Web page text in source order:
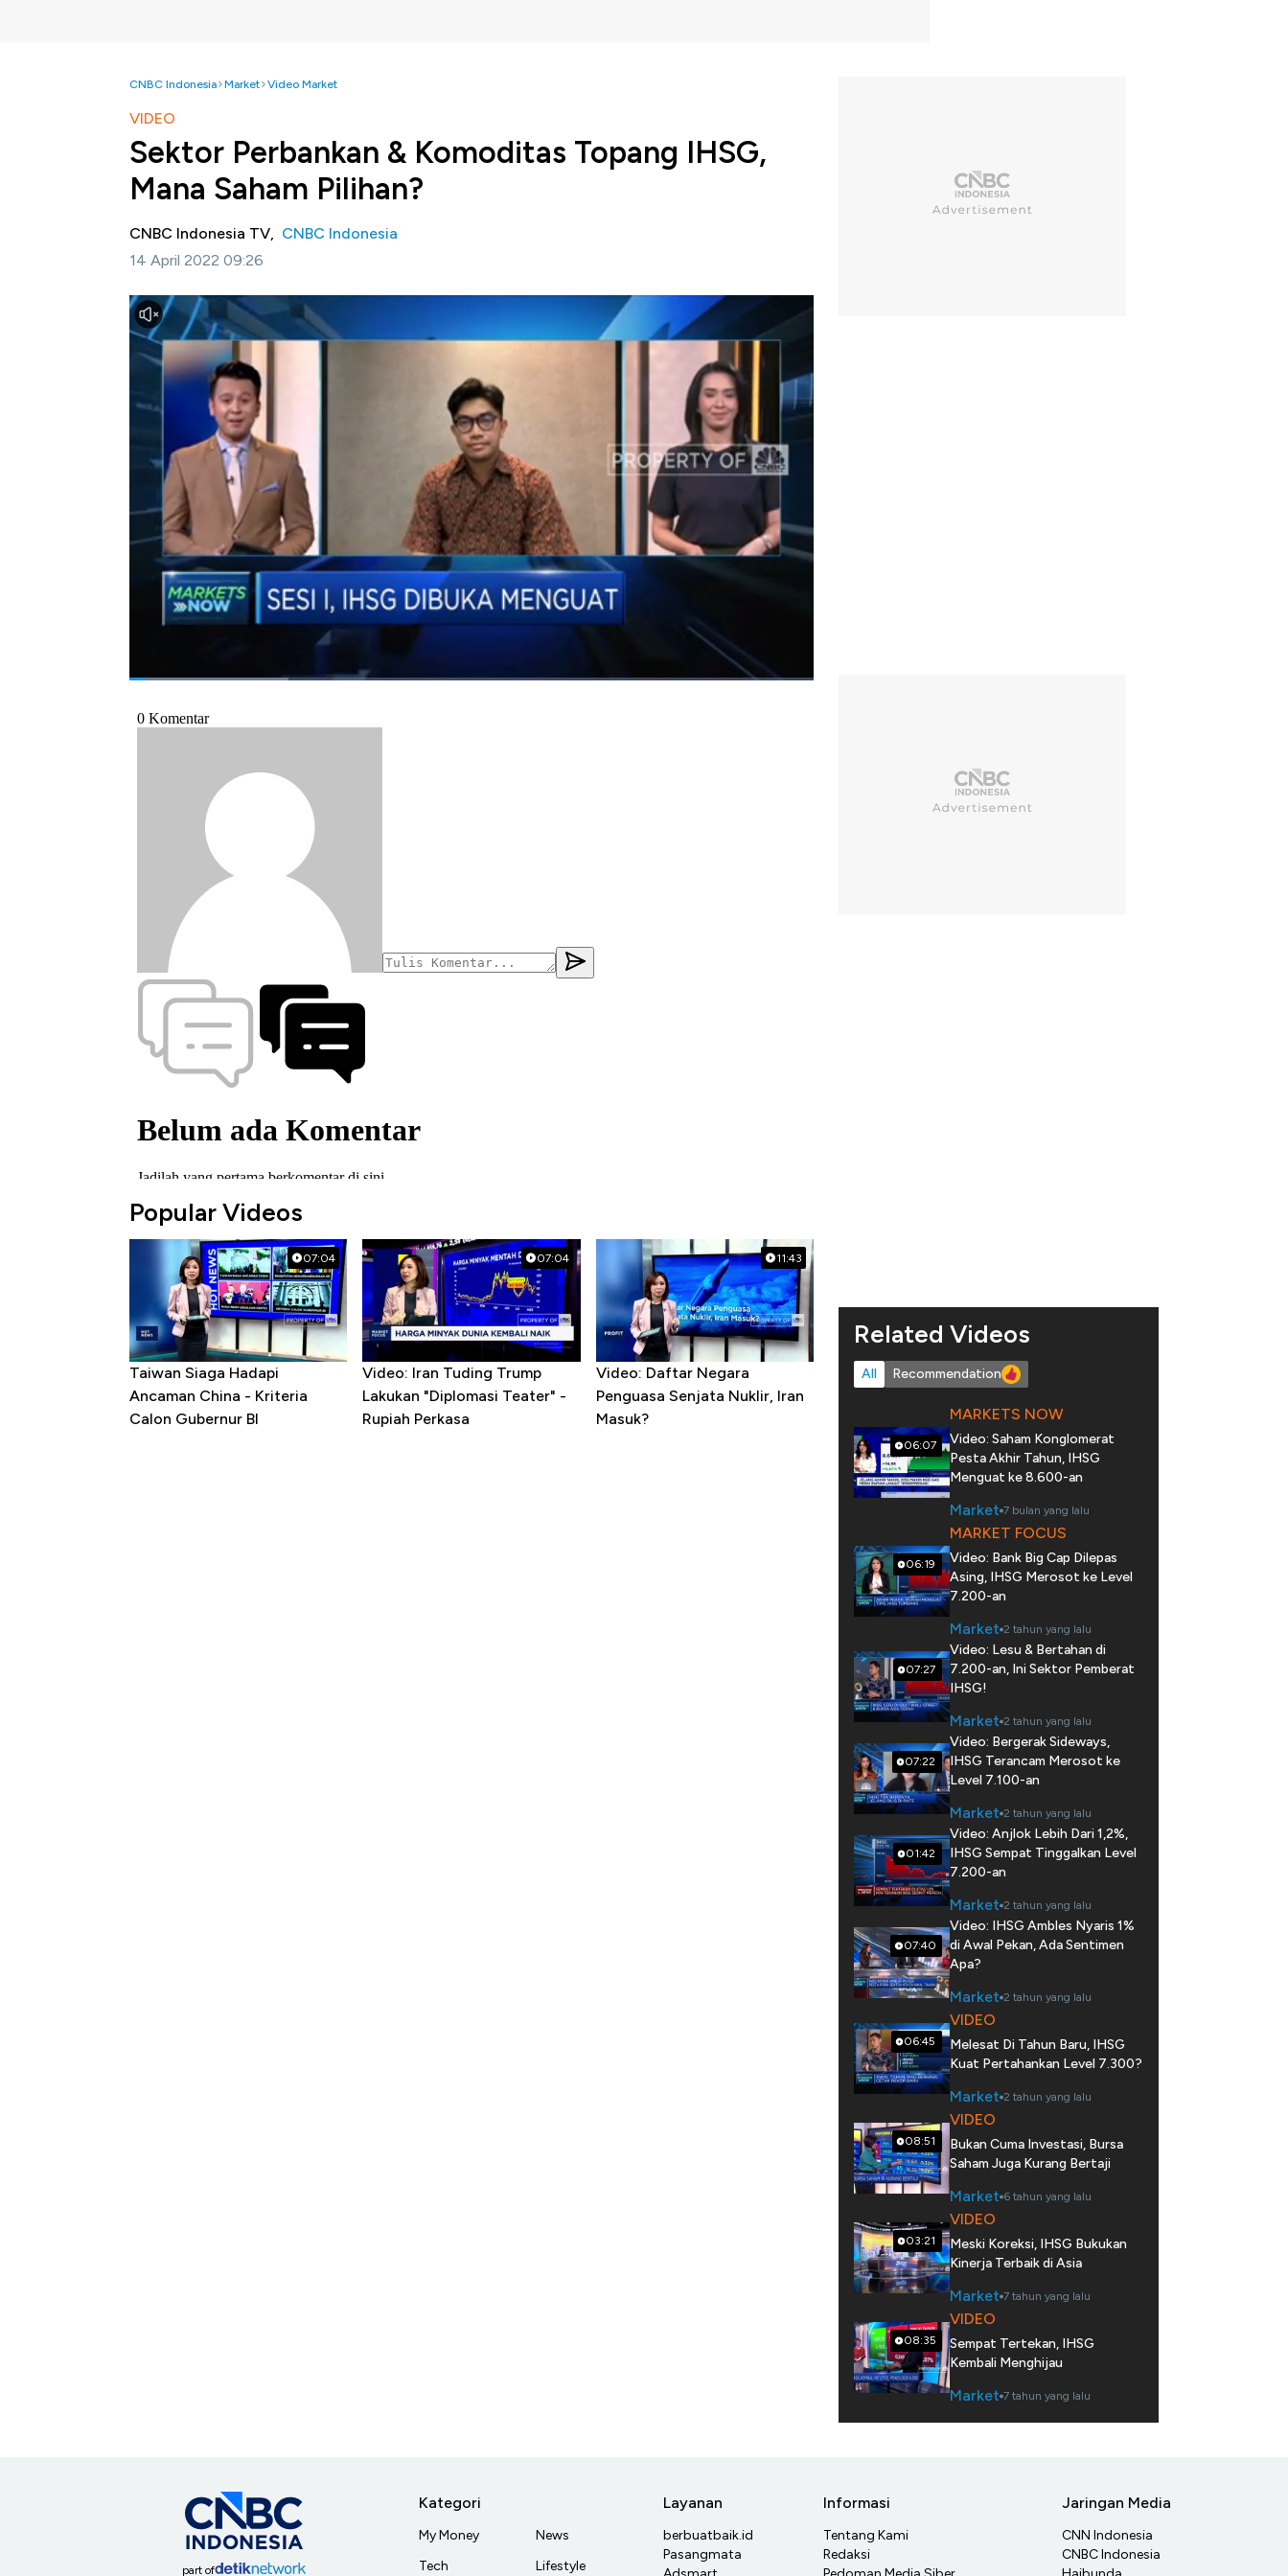
CNBC Indonesia Market Video Market
VIDEO
Sektor Perbankan & Komoditas Topang IHSG,
Mana Saham Pilihan?
CNBC Indonesia TV, CNBC Indonesia
14 April 2022 09:26
Jakarta, CNBC Indonesia-
Indeks Harga Saham Gabungan kembali mencatatkan penguatan pada
pembukaan perdagangan, Kamis (14/04) dengan apresiasi mencapai 0,14% ke level 7.272
Investment Specialist Sucorinvest Asset Management, Toufan Yamin menyebutkan sektor energi
dan keuangan masih menjadi penopang penguatan IHSG. Lalu seperti apa analisis pergerakan IHSG?
Selengkapnya simak dialog
Bramudya Prabowo dan Shinta Zahara dengan Investment Specialist
Sucorinvest Asset Management, Toufan Yamindalam Squawk Box,CNBCIndonesia (Kamis,
14/04/2022)
Bagikan:
#sektor komoditas
Popular Videos
07:04
Taiwan Siaga Hadapi
Ancaman China - Kriteria
Calon Gubernur BI
07:04
Video: Iran Tuding Trump
Lakukan "Diplomasi Teater" -
Rupiah Perkasa
11:43
Video: Daftar Negara
Penguasa Senjata Nuklir, Iran
Masuk?
Related Videos
All Recommendation
06:07
MARKETS NOW
Video: Saham Konglomerat
Pesta Akhir Tahun, IHSG
Menguat ke 8.600-an
Market 7 bulan yang lalu
06:19
MARKET FOCUS
Video: Bank Big Cap Dilepas
Asing, IHSG Merosot ke Level
7.200-an
Market 2 tahun yang lalu
07:27
Video: Lesu & Bertahan di
7.200-an, Ini Sektor Pemberat
IHSG!
Market 2 tahun yang lalu
07:22
Video: Bergerak Sideways,
IHSG Terancam Merosot ke
Level 7.100-an
Market 2 tahun yang lalu
01:42
Video: Anjlok Lebih Dari 1,2%,
IHSG Sempat Tinggalkan Level
7.200-an
Market 2 tahun yang lalu
07:40
Video: IHSG Ambles Nyaris 1%
di Awal Pekan, Ada Sentimen
Apa?
Market 2 tahun yang lalu
06:45
VIDEO
Melesat Di Tahun Baru, IHSG
Kuat Pertahankan Level 7.300?
Market 2 tahun yang lalu
08:51
VIDEO
Bukan Cuma Investasi, Bursa
Saham Juga Kurang Bertaji
Market 6 tahun yang lalu
03:21
VIDEO
Meski Koreksi, IHSG Bukukan
Kinerja Terbaik di Asia
Market 7 tahun yang lalu
08:35
VIDEO
Sempat Tertekan, IHSG
Kembali Menghijau
Market 7 tahun yang lalu
part of
Kategori
My Money
Tech
News
Lifestyle
Layanan
berbuatbaik.id
Pasangmata
Informasi
Tentang Kami
Redaksi
Jaringan Media
CNN Indonesia
CNBC Indonesia